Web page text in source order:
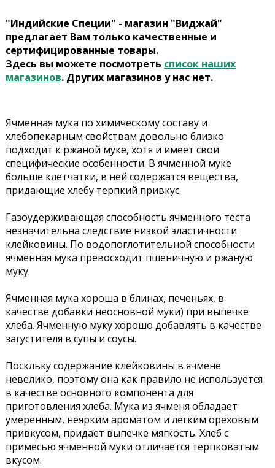
"Индийские Специи" - магазин "Виджай"
предлагает Вам только качественные и
сертифицированные товары.
Здесь вы можете посмотреть список наших
магазинов. Других магазинов у нас нет.
Ячменная мука по химическому составу и
хлебопекарным свойствам довольно близко
подходит к ржаной муке, хотя и имеет свои
специфические особенности. В ячменной муке
больше клетчатки, в ней содержатся вещества,
придающие хлебу терпкий привкус.
Газоудерживающая способность ячменного теста
незначительна следствие низкой эластичности
клейковины. По водопоглотительной способности
ячменная мука превосходит пшеничную и ржаную
муку.
Ячменная мука хороша в блинах, печеньях, в
качестве добавки неосновной муки) при выпечке
хлеба. Ячменную муку хорошо добавлять в качестве
загустителя в супы и соусы.
Поскльку содержание клейковины в ячмене
невелико, поэтому она как правило не используется
в качестве основного компонента для
приготовления хлеба. Мука из ячменя обладает
умеренным, неярким ароматом и легким ореховым
привкусом, придает выпечке мягкость. Хлеб с
примесью ячменной муки отличается терпковатым
вкусом.